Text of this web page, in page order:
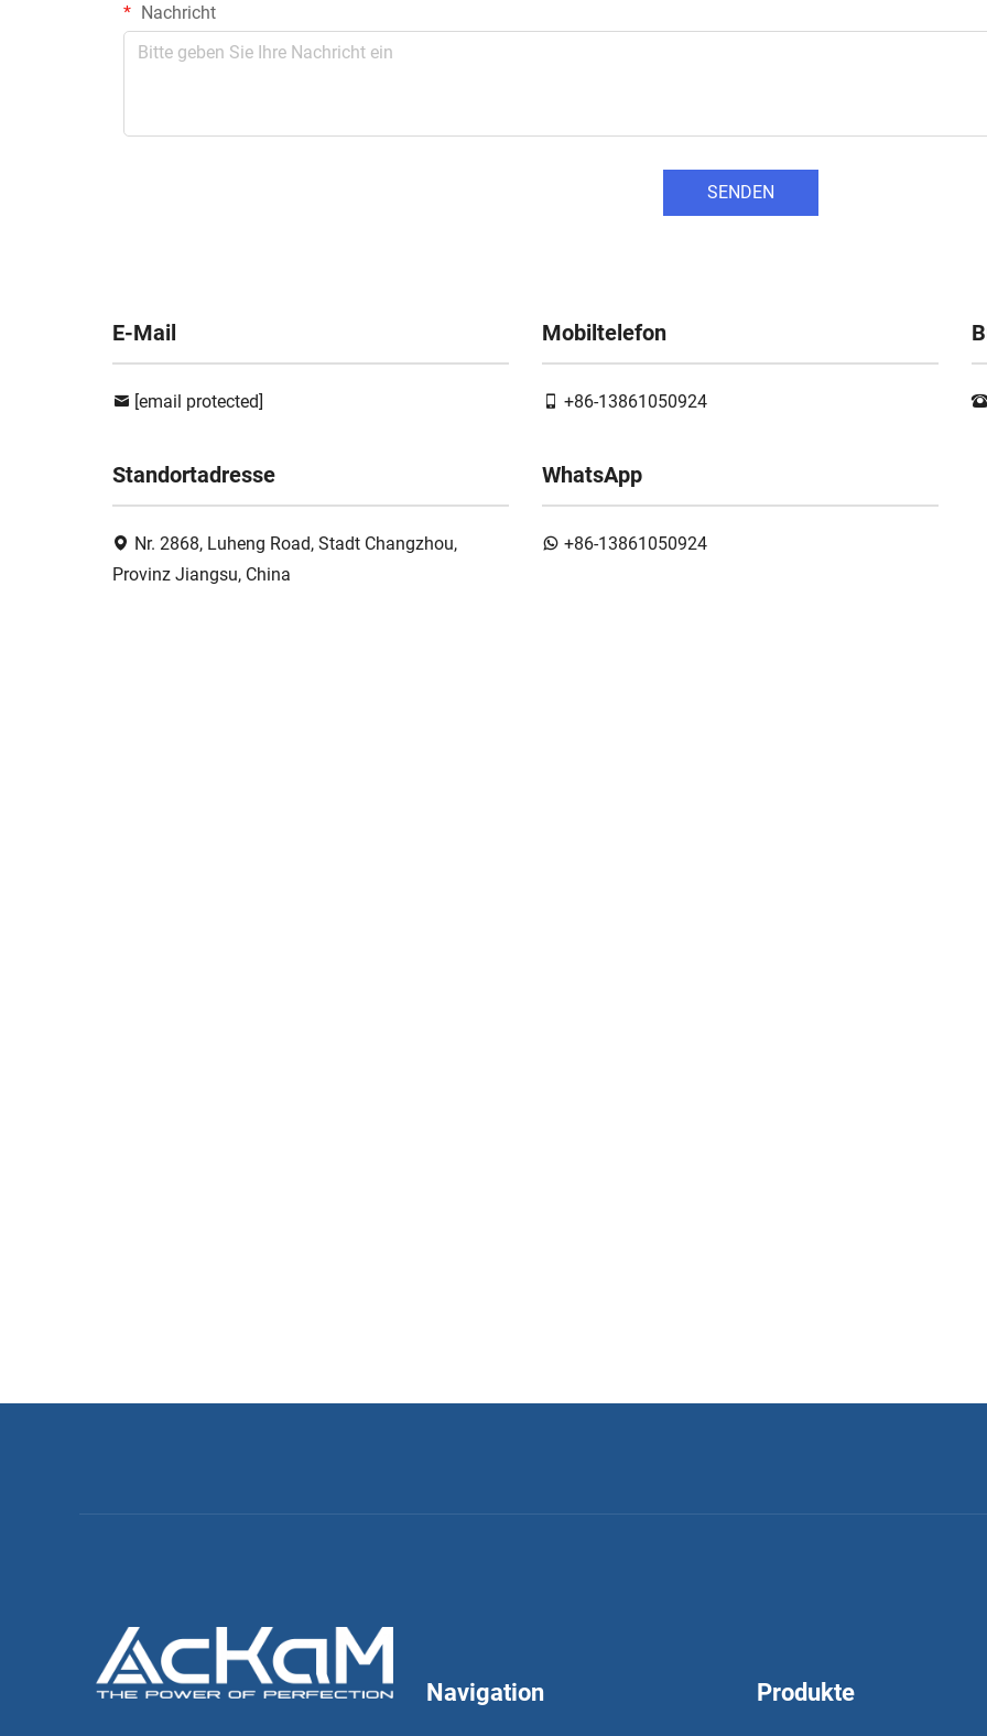
Nachricht
SENDEN
E-Mail
[email protected]
Mobiltelefon
+86-13861050924
Standortadresse
Nr. 2868, Luheng Road, Stadt Changzhou,
Provinz Jiangsu, China
WhatsApp
+86-13861050924
Navigation Produkte